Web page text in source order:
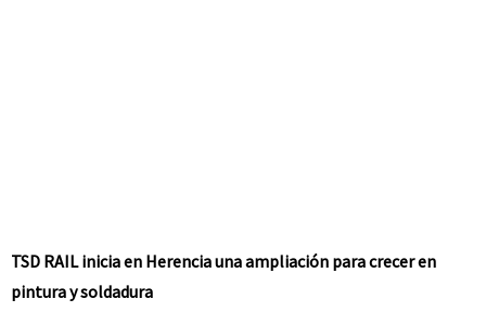
TSD RAIL inicia en Herencia una ampliación para crecer en
pintura y soldadura